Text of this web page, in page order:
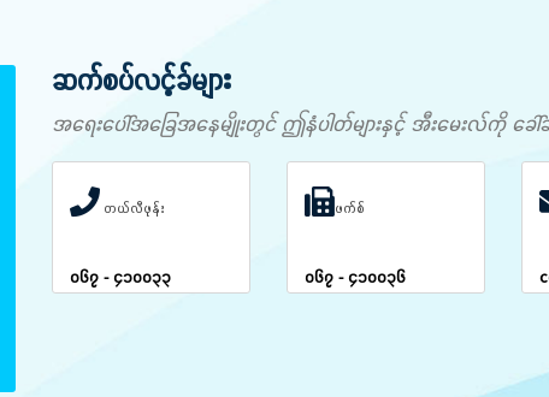
ဆက်စပ်လင့်ခ်များ
အရေးပေါ်အခြေအနေမျိုးတွင် ဤနံပါတ်များနှင့် အီးမေးလ်ကို ခေါ်
တယ်လီဖုန်း
၀၆၇ - ၄၁၀၀၃၃
ဖက်စ်
၀၆၇ - ၄၁၀၀၃၆